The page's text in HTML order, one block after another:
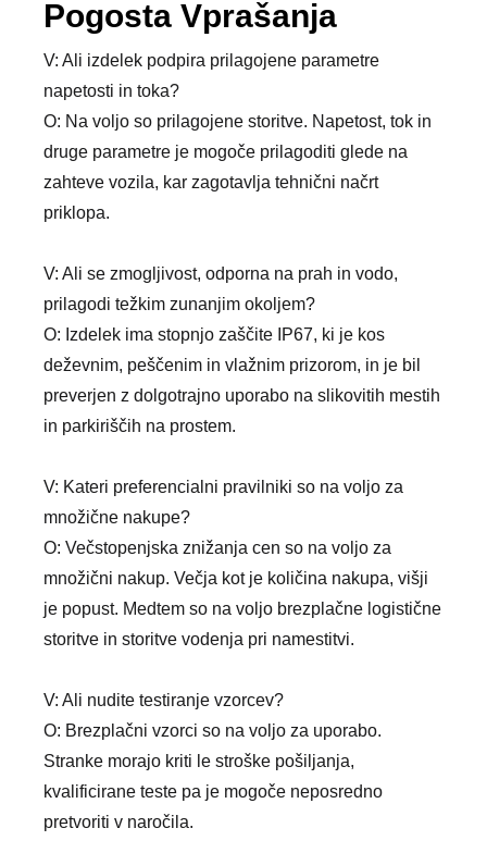
Pogosta Vprašanja
V: Ali izdelek podpira prilagojene parametre
napetosti in toka?
O: Na voljo so prilagojene storitve. Napetost, tok in
druge parametre je mogoče prilagoditi glede na
zahteve vozila, kar zagotavlja tehnični načrt
priklopa.
V: Ali se zmogljivost, odporna na prah in vodo,
prilagodi težkim zunanjim okoljem?
O: Izdelek ima stopnjo zaščite IP67, ki je kos
deževnim, peščenim in vlažnim prizorom, in je bil
preverjen z dolgotrajno uporabo na slikovitih mestih
in parkiriščih na prostem.
V: Kateri preferencialni pravilniki so na voljo za
množične nakupe?
O: Večstopenjska znižanja cen so na voljo za
množični nakup. Večja kot je količina nakupa, višji
je popust. Medtem so na voljo brezplačne logistične
storitve in storitve vodenja pri namestitvi.
V: Ali nudite testiranje vzorcev?
O: Brezplačni vzorci so na voljo za uporabo.
Stranke morajo kriti le stroške pošiljanja,
kvalificirane teste pa je mogoče neposredno
pretvoriti v naročila.